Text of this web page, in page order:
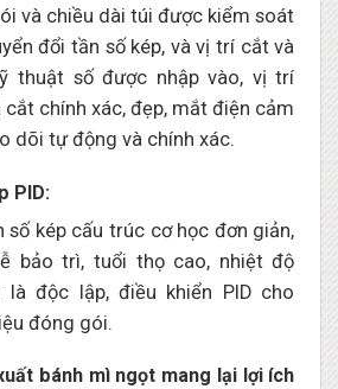
và chiều dài túi được kiểm soát
đổi tần số kép, và vị trí cắt và
thuật số được nhập vào, vị trí
cắt chính xác, đẹp, mắt điện cảm
dõi tự động và chính xác.
PID:
số kép cấu trúc cơ học đơn giản,
bảo trì, tuổi thọ cao, nhiệt độ
độc lập, điều khiển PID cho
đóng gói.
bánh mì ngọt mang lại lợi ích